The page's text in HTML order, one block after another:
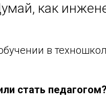
как
в
стать педагогом?